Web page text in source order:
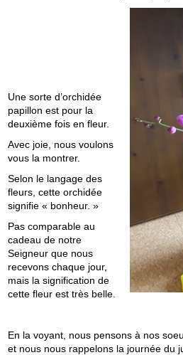
Une sorte d’orchidée
papillon est pour la
deuxième fois en fleur.
Avec joie, nous voulons
vous la montrer.
Selon le langage des
fleurs, cette orchidée
signifie « bonheur. »
Pas comparable au
cadeau de notre
Seigneur que nous
recevons chaque jour,
mais la signification de
cette fleur est très belle.
En la voyant, nous pensons à nos
et nous nous rappelons la journée du